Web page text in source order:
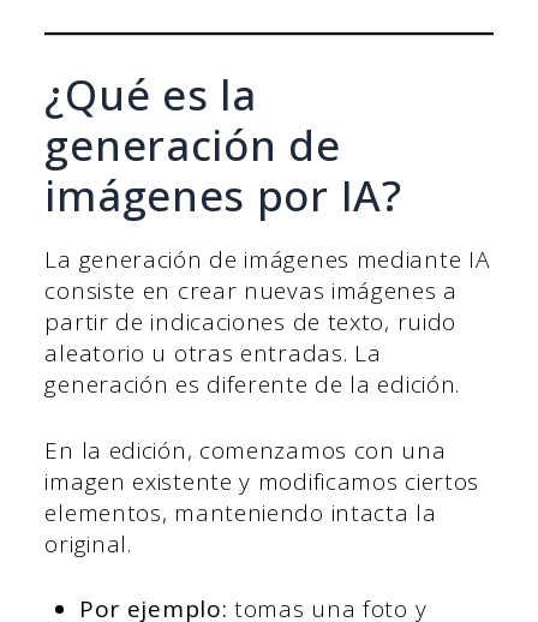
¿Qué es la
generación de
imágenes por IA?
La generación de imágenes mediante IA
consiste en crear nuevas imágenes a
partir de indicaciones de texto, ruido
aleatorio u otras entradas. La
generación es diferente de la edición.
En la edición, comenzamos con una
imagen existente y modificamos ciertos
elementos, manteniendo intacta la
original.
Por ejemplo: tomas una foto y